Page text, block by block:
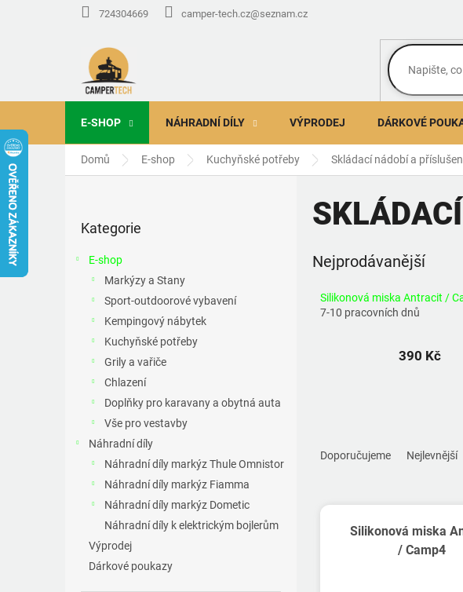
724304669 camper-tech.cz@seznam.cz
E-SHOP NÁHRADNÍ DÍLY VÝPRODEJ DÁRKOVÉ
Domů E-shop Kuchyňské potřeby Skládací nádobí a
kategorie
Kategorie
E-shop
Markýzy a Stany
Sport-outdoorové vybavení
Kempingový nábytek
Kuchyňské potřeby
Grily a vařiče
Chlazení
Doplňky pro karavany a obytná auta
Vše pro vestavby
Náhradní díly
Náhradní díly markýz Thule Omnistor
Náhradní díly markýz Fiamma
Náhradní díly markýz Dometic
Náhradní díly k elektrickým bojlerům
Výprodej
Dárkové poukazy
Nejprodávanější
Silikonová miska Antracit /
7-10 pracovních dnů
390 Kč
Doporučujeme Nejlevnější
Silikonová miska
/ Camp4